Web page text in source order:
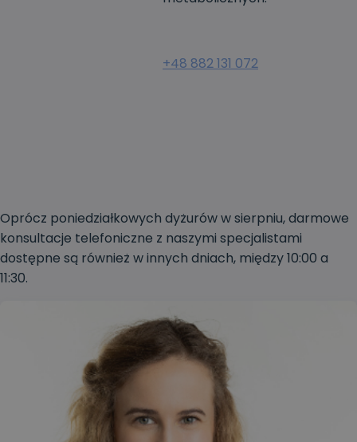
+48 882 131 072
Oprócz poniedziałkowych dyżurów w sierpniu, darmowe
konsultacje telefoniczne z naszymi specjalistami
dostępne są również w innych dniach, między 10:00 a
11:30.